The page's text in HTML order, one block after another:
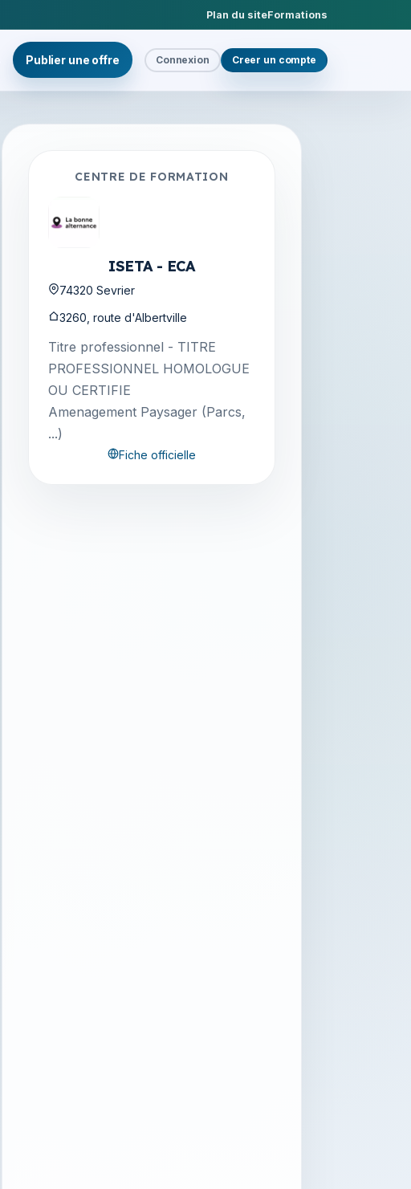
Plan du siteFormations
Publier une offre Connexion Creer un compte
CENTRE DE FORMATION
ISETA - ECA
74320 Sevrier
3260, route d'Albertville
Titre professionnel - TITRE
PROFESSIONNEL HOMOLOGUE
OU CERTIFIE
Amenagement Paysager (Parcs,
...)
Fiche officielle